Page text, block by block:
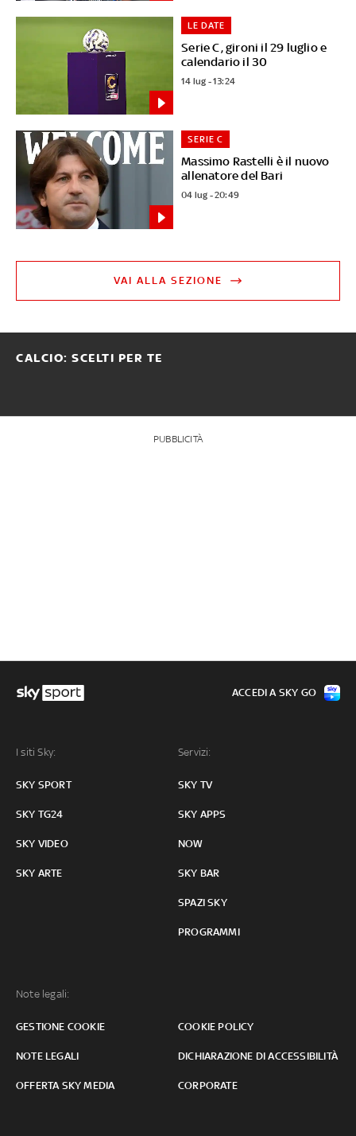
Serie C, gironi il 29 luglio e
calendario il 30
LE DATE
14 lug - 13:24
Massimo Rastelli è il nuovo
allenatore del Bari
SERIE C
04 lug - 20:49
VAI ALLA SEZIONE
CALCIO: SCELTI PER TE
PUBBLICITÀ
I siti Sky:
SKY SPORT
SKY TG24
SKY VIDEO
SKY ARTE
Servizi:
SKY TV
SKY APPS
NOW
SKY BAR
SPAZI SKY
PROGRAMMI
Note legali:
GESTIONE COOKIE COOKIE POLICY
NOTE LEGALI DICHIARAZIONE DI ACCESSIBILITÀ
OFFERTA SKY MEDIA CORPORATE
ACCEDI A SKY GO